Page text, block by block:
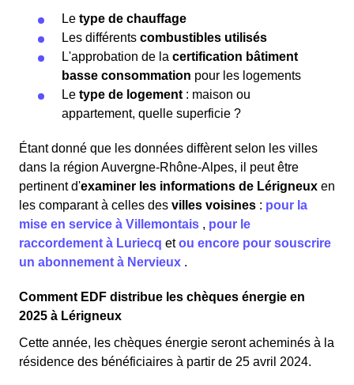
Le type de chauffage
Les différents combustibles utilisés
L'approbation de la certification bâtiment
basse consommation pour les logements
Le type de logement : maison ou
appartement, quelle superficie ?
Étant donné que les données diffèrent selon les villes
dans la région Auvergne-Rhône-Alpes, il peut être
pertinent d'examiner les informations de Lérigneux en
les comparant à celles des villes voisines : pour la
mise en service à Villemontais , pour le
raccordement à Luriecq etou encore pour souscrire
un abonnement à Nervieux .
Comment EDF distribue les chèques énergie en
2025 à Lérigneux
Cette année, les chèques énergie seront acheminés à la
résidence des bénéficiaires à partir de 25 avril 2024.